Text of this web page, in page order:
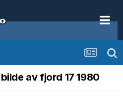
av fjord 17 1980